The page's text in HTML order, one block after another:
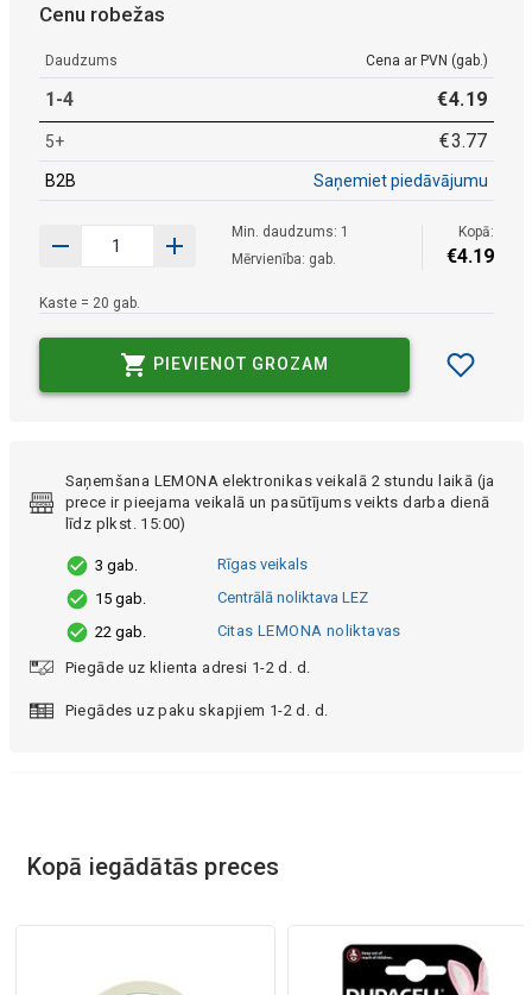
Cenu robežas
Daudzums Cena ar PVN (gab.)
1-4 €4.19
5+ €3.77
B2B Saņemiet piedāvājumu
Min. daudzums: 1
Mērvienība: gab.
Kopā:
€4.19
Kaste = 20 gab.
PIEVIENOT GROZAM
Saņemšana LEMONA elektronikas veikalā 2 stundu laikā (ja
prece ir pieejama veikalā un pasūtījums veikts darba dienā
līdz plkst. 15:00)
3 gab.
Rīgas veikals
15 gab.
Centrālā noliktava LEZ
22 gab.
Citas LEMONA noliktavas
Piegāde uz klienta adresi 1-2 d. d.
Piegādes uz paku skapjiem 1-2 d. d.
Kopā iegādātās preces